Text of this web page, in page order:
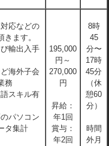
応などの
ます。
輸出入手
海外子会
務
スキル有
パソコン
タ集計
195,000
円～
270,000
円
昇給：
年1回
賞与：
年2回
8時
45
分〜
17時
45分
（休
憩60
分）
時間
外月